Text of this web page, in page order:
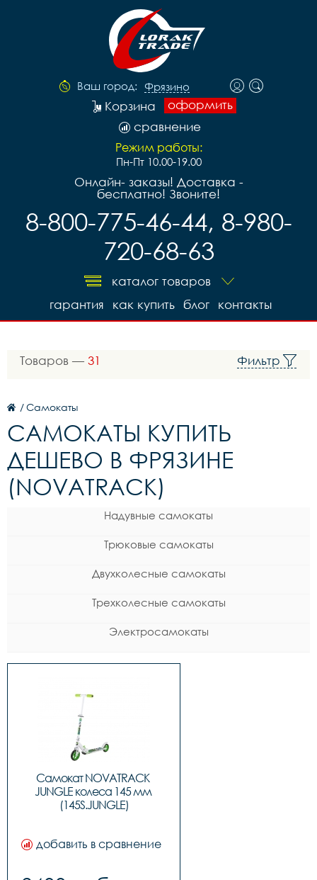
Ваш город: Фрязино
оформить
Корзина
сравнение
Режим работы:
Пн-Пт 10.00-19.00
Онлайн- заказы! Доставка -
бесплатно! Звоните!
8-800-775-46-44, 8-980-
720-68-63
каталог товаров
контакты
блог
как купить
гарантия
Товаров — 31 Фильтр
/Самокаты
САМОКАТЫ КУПИТЬ
ДЕШЕВО В ФРЯЗИНЕ
(NOVATRACK)
Надувные самокаты
Трюковые самокаты
Двухколесные самокаты
Трехколесные самокаты
Электросамокаты
Самокат NOVATRACK
JUNGLE колеса 145 мм
(145S.JUNGLE)
добавить в сравнение